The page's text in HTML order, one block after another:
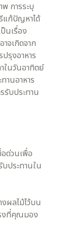
การระบุ
แก้ปัญหาได้
นเรื่อง
จเกิดจาก
รุงอาหาร
ในวันอาทิตย์
านอาหาร
รับประทาน
อด่วนเพื่อ
ประทานใน
ผลไม้ไว้บน
งที่คุณมอง